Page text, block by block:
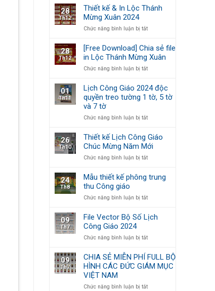
số
mắn
Mừng
Năm
Mới
Đối
Tết
Giáo
Xuân
gắn
kết,
Tết
thương
28
Th12
Thiết kế & In Lộc Thánh
Mừng Xuân 2024
Chức năng bình luận bị tắtở
kế
&
In
Lộc
Mừng
Xuân
2024
28
Th12
[Free Download] Chia sẻ file
in Lộc Thánh Mừng Xuân
Chức năng bình luận bị tắtở
Download]
Chia
sẻ
in
Mừng
Xuân
01
Th11
Lịch Công Giáo 2024 độc
quyền treo tường 1 tờ, 5 tờ
và 7 tờ
Chức năng bình luận bị tắtở
Công
Giáo
2024
độc
treo
tường
tờ,
tờ
và
tờ
26
Th10
Thiết kế Lịch Công Giáo
Chúc Mừng Năm Mới
Chức năng bình luận bị tắtở
Lịch
Giáo
Mừng
Năm
24
Th8
Mẫu thiết kế phông trung
thu Công giáo
Chức năng bình luận bị tắtở
thiết
kế
trung
Công
giáo
09
Th7
File Vector Bộ Số Lịch
Công Giáo 2024
Chức năng bình luận bị tắtở
Vector
Bộ
Số
Công
09
Th7
CHIA SẺ MIỄN PHÍ FULL BỘ
HÌNH CÁC ĐỨC GIÁM MỤC
VIỆT NAM
Chức năng bình luận bị tắtở